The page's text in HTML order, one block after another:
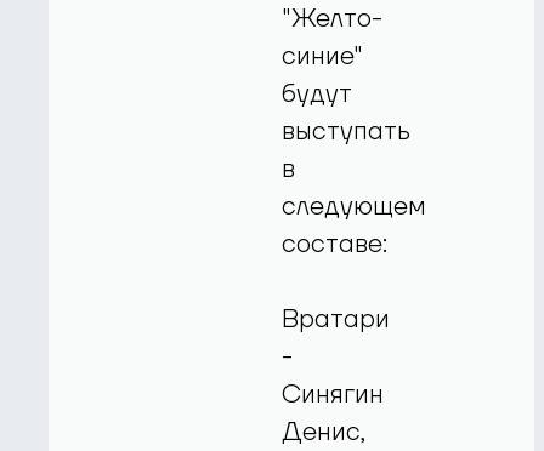
"Желто-
синие"
будут
выступать
в
следующем
составе:
Вратари
-
Синягин
Денис,